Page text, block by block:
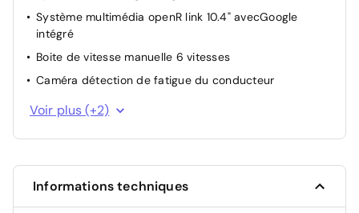
Allumage automatique des essuie-glaces
Antiblocage des roues ABS
Appel d'urgence
Ceinture centrale AR 3 points
Condamnation centralisée des portes
Frein de parking électrique avec fonction Auto-Hold
Indicateur de changement de vitesse
Système multimédia openR link 10.4" avecGoogle
intégré
Boite de vitesse manuelle 6 vitesses
Caméra détection de fatigue du conducteur
Contrôle de la traction (TCS)
Voir plus (+2)
Informations techniques